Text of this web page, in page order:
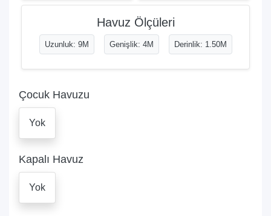
Havuz Ölçüleri
Uzunluk: 9M Genişlik: 4M Derinlik: 1.50M
Çocuk Havuzu
Yok
Kapalı Havuz
Yok